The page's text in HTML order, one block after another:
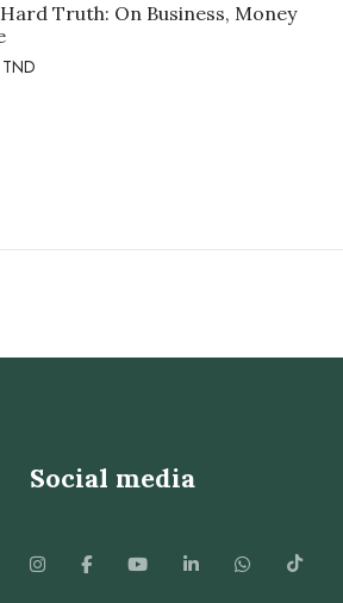
Truth: On Business, Money
TND
Social media